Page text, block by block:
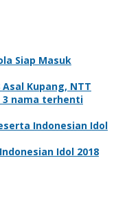
Siap Masuk
Kupang, NTT
3 nama terhenti
Indonesian Idol
Idol 2018